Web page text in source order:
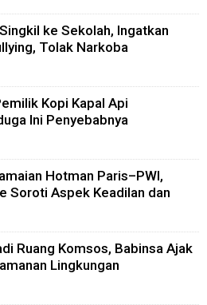
ke Sekolah, Ingatkan
Tolak Narkoba
Kopi Kapal Api
Ini Penyebabnya
Hotman Paris–PWI,
Soroti Aspek Keadilan dan
Ruang Komsos, Babinsa Ajak
Lingkungan